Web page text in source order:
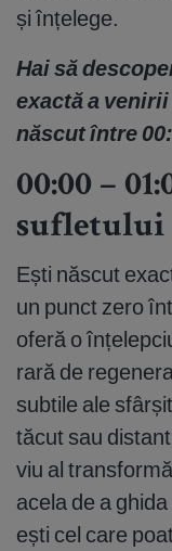
și înțelege.
Hai să
exactă a
născut între
00:00 –
sufletului
Ești născut
un punct zero
oferă o
rară de
subtile ale
tăcut sau
viu al
acela de a
ești cel care